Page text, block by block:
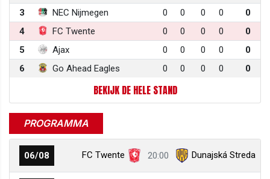
3
NEC Nijmegen 0 0 0 0
0
4
FC Twente 0 0 0 0
0
5
Ajax 0 0 0 0
0
6
Go Ahead Eagles 0 0 0 0 0
BEKIJK DE HELE STAND
PROGRAMMA
06/08 FC Twente 20:00 Dunajská Streda